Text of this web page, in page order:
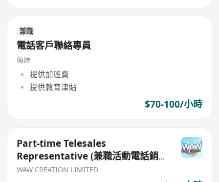
兼職
電話客戶聯絡專員
傳匯
提供加班費
提供教育津貼
$70-100/小時
Part-time Telesales
Representative (兼職活動電話銷
售員)
WAW CREATION LIMITED